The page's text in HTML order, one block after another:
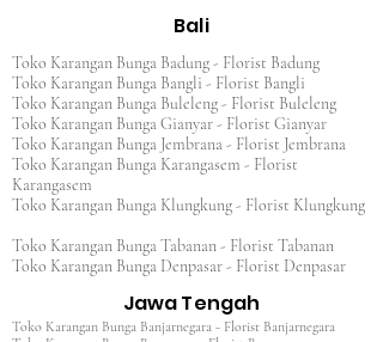
Bali
Toko Karangan Bunga Badung - Florist Badung
Toko Karangan Bunga Bangli - Florist Bangli
Toko Karangan Bunga Buleleng - Florist Buleleng
Toko Karangan Bunga Gianyar - Florist Gianyar
Toko Karangan Bunga Jembrana - Florist Jembrana
Toko Karangan Bunga Karangasem - Florist
Karangasem
Toko Karangan Bunga Klungkung - Florist Klungkung
Toko Karangan Bunga Tabanan - Florist Tabanan
Toko Karangan Bunga Denpasar - Florist Denpasar
Jawa Tengah
Toko Karangan Bunga Banjarnegara - Florist Banjarnegara